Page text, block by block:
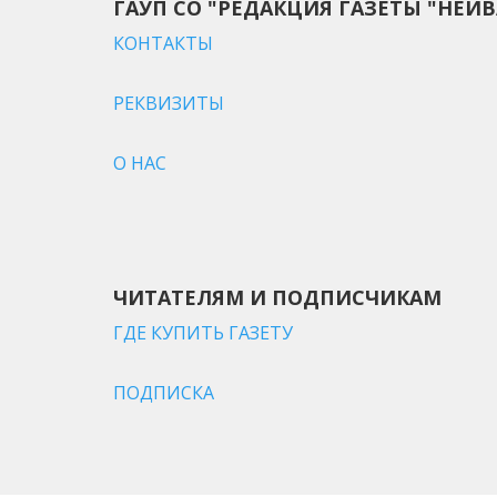
ГАУП СО "РЕДАКЦИЯ ГАЗЕТЫ
КОНТАКТЫ
РЕКВИЗИТЫ
О НАС
ЧИТАТЕЛЯМ И ПОДПИСЧИКАМ
ГДЕ КУПИТЬ ГАЗЕТУ
ПОДПИСКА